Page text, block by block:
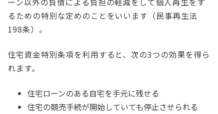
るための特別な定めのことをいいます（民事再生法
198条）。
住宅資金特別条項を利用すると、次の3つの効果を得ら
れます。
住宅ローンのある自宅を手元に残せる
住宅の競売手続が開始していても停止させられる